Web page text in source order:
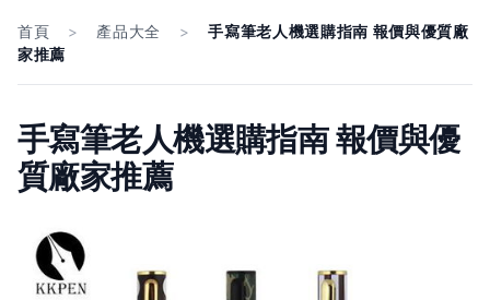
首頁 > 產品大全 >
手寫筆老人機選購指南 報價與優質廠
家推薦
手寫筆老人機選購指南 報價與優
質廠家推薦